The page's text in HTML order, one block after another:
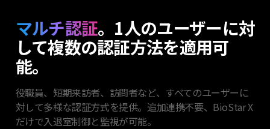
マルチ認証。1人のユーザーに対
して複数の認証方法を適用可
能。
役職員、短期来訪者、訪問者など、すべてのユーザーに
対して多様な認証方式を提供。追加連携不要、BioStar X
だけで入退室制御と監視が可能。